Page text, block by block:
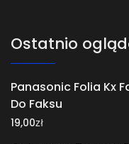
Ostatnio
Panasonic Folia Kx
Do Faksu
19,00zł